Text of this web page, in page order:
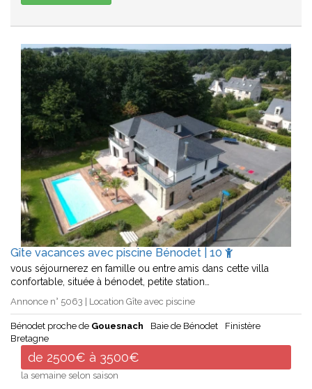
Gîte vacances avec piscine Bénodet | 10
vous séjournerez en famille ou entre amis dans cette villa
confortable, située à bénodet, petite station…
Annonce n° 5063 | Location Gîte avec piscine
Bénodet proche de Gouesnach Baie de Bénodet
Finistère
Bretagne
de 2500€ à 3500€
la semaine selon saison